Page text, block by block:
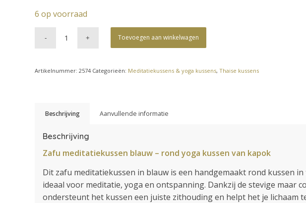
6 op voorraad
Toevoegen aan winkelwagen
Artikelnummer:2574 Categorieën: Meditatiekussens & yoga kussens,Thaise kussens
Beschrijving Aanvullende informatie
Beschrijving
Zafu meditatiekussen blauw – rond yoga kussen van kapok
Dit zafu meditatiekussen in blauw is een handgemaakt rond kussen
ideaal voor meditatie, yoga en ontspanning. Dankzij de stevige maar
ondersteunt het kussen een juiste zithouding en helpt het je lichaam